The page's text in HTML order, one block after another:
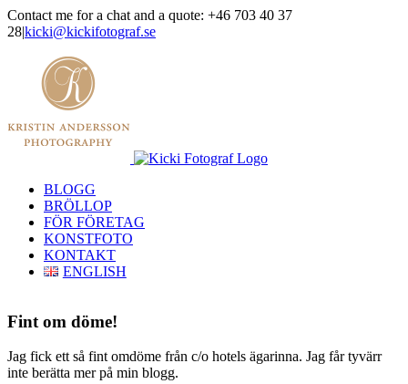
Skip
to
Contact me for a chat and a quote: +46 703 40 37
28|kicki@kickifotograf.se
BLOGG
BRÖLLOP
FÖR FÖRETAG
KONSTFOTO
KONTAKT
ENGLISH
Fint om döme!
Jag fick ett så fint omdöme från c/o hotels ägarinna. Jag får tyvärr
inte berätta mer på min blogg.